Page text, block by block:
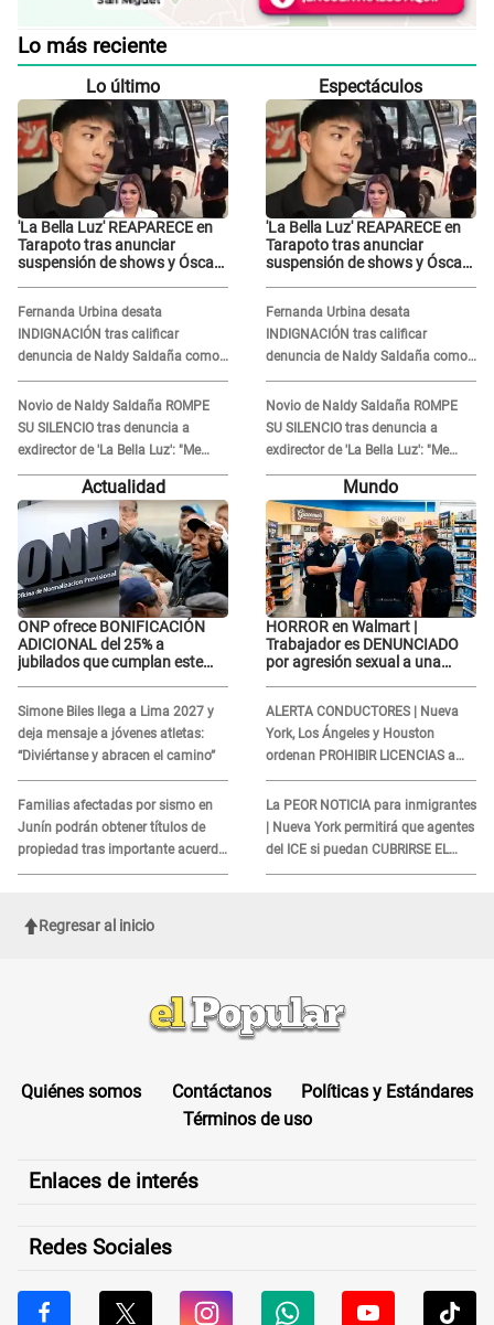
Lo más reciente
Lo último
'La Bella Luz' REAPARECE en
Tarapoto tras anunciar
suspensión de shows y Óscar
Fernanda Urbina desata
INDIGNACIÓN tras calificar
denuncia de Naldy Saldaña como
'acto bochornoso': "No es justo
atacar a otra mujer"
Novio de Naldy Saldaña ROMPE
SU SILENCIO tras denuncia a
exdirector de 'La Bella Luz': "Me
basta con que ella esté bien"
Espectáculos
'La Bella Luz' REAPARECE en
Tarapoto tras anunciar
suspensión de shows y Óscar
Fernanda Urbina desata
INDIGNACIÓN tras calificar
denuncia de Naldy Saldaña como
'acto bochornoso': "No es justo
atacar a otra mujer"
Novio de Naldy Saldaña ROMPE
SU SILENCIO tras denuncia a
exdirector de 'La Bella Luz': "Me
basta con que ella esté bien"
Actualidad
ONP ofrece BONIFICACIÓN
ADICIONAL del 25% a
jubilados que cumplan este
Simone Biles llega a Lima 2027 y
deja mensaje a jóvenes atletas:
“Diviértanse y abracen el camino”
Familias afectadas por sismo en
Junín podrán obtener títulos de
propiedad tras importante acuerdo
de Cofopri
Mundo
HORROR en Walmart |
Trabajador es DENUNCIADO
por agresión sexual a una
ALERTA CONDUCTORES | Nueva
York, Los Ángeles y Houston
ordenan PROHIBIR LICENCIAS a
quienes no presenten ESTE
DOCUMENTO
La PEOR NOTICIA para inmigrantes
| Nueva York permitirá que agentes
del ICE si puedan CUBRIRSE EL
ROSTRO
Regresar al inicio
Quiénes somos Contáctanos
Políticas y Estándares
Términos de uso
Enlaces de interés
Redes Sociales